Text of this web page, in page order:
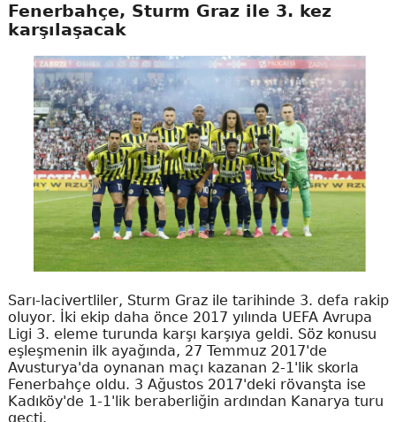
Fenerbahçe, Sturm Graz ile 3. kez
karşılaşacak
Sarı-lacivertliler, Sturm Graz ile tarihinde 3. defa rakip
oluyor. İki ekip daha önce 2017 yılında UEFA Avrupa
Ligi 3. eleme turunda karşı karşıya geldi. Söz konusu
eşleşmenin ilk ayağında, 27 Temmuz 2017'de
Avusturya'da oynanan maçı kazanan 2-1'lik skorla
Fenerbahçe oldu. 3 Ağustos 2017'deki rövanşta ise
Kadıköy'de 1-1'lik beraberliğin ardından Kanarya turu
geçti.